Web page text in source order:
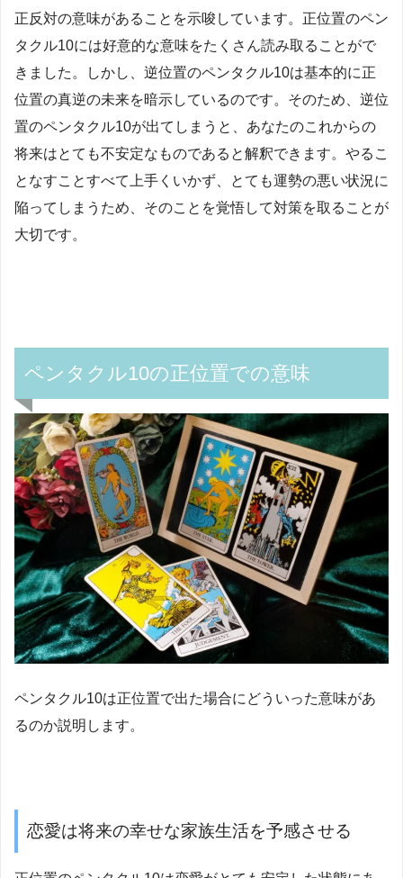
正反対の意味があることを示唆しています。正位置のペン
タクル10には好意的な意味をたくさん読み取ることがで
きました。しかし、逆位置のペンタクル10は基本的に正
位置の真逆の未来を暗示しているのです。そのため、逆位
置のペンタクル10が出てしまうと、あなたのこれからの
将来はとても不安定なものであると解釈できます。やるこ
となすことすべて上手くいかず、とても運勢の悪い状況に
陥ってしまうため、そのことを覚悟して対策を取ることが
大切です。
ペンタクル10の正位置での意味
ペンタクル10は正位置で出た場合にどういった意味があ
るのか説明します。
恋愛は将来の幸せな家族生活を予感させる